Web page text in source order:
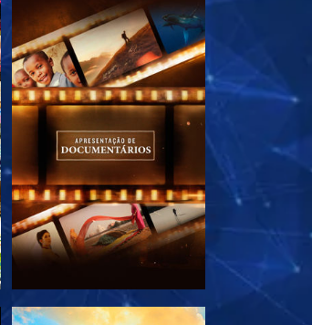
EXPLORE A SÉRIE